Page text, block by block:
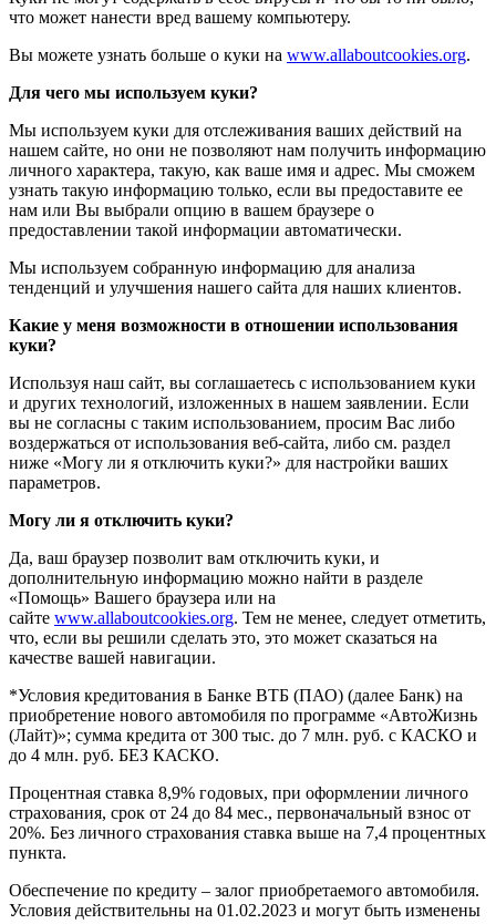
что может нанести вред вашему компьютеру.
Вы можете узнать больше о куки на www.allaboutcookies.org.
Для чего мы используем куки?
Мы используем куки для отслеживания ваших действий на
нашем сайте, но они не позволяют нам получить информацию
личного характера, такую, как ваше имя и адрес. Мы сможем
узнать такую информацию только, если вы предоставите ее
нам или Вы выбрали опцию в вашем браузере о
предоставлении такой информации автоматически.
Мы используем собранную информацию для анализа
тенденций и улучшения нашего сайта для наших клиентов.
Какие у меня возможности в отношении использования
куки?
Используя наш сайт, вы соглашаетесь с использованием куки
и других технологий, изложенных в нашем заявлении. Если
вы не согласны с таким использованием, просим Вас либо
воздержаться от использования веб-сайта, либо см. раздел
ниже «Могу ли я отключить куки?» для настройки ваших
параметров.
Могу ли я отключить куки?
Да, ваш браузер позволит вам отключить куки, и
дополнительную информацию можно найти в разделе
«Помощь» Вашего браузера или на
сайте www.allaboutcookies.org. Тем не менее, следует отметить,
что, если вы решили сделать это, это может сказаться на
качестве вашей навигации.
*Условия кредитования в Банке ВТБ (ПАО) (далее Банк) на
приобретение нового автомобиля по программе «АвтоЖизнь
(Лайт)»; сумма кредита от 300 тыс. до 7 млн. руб. с КАСКО и
до 4 млн. руб. БЕЗ КАСКО.
Процентная ставка 8,9% годовых, при оформлении личного
страхования, срок от 24 до 84 мес., первоначальный взнос от
20%. Без личного страхования ставка выше на 7,4 процентных
пункта.
Обеспечение по кредиту – залог приобретаемого автомобиля.
Условия действительны на 01.02.2023 и могут быть изменены